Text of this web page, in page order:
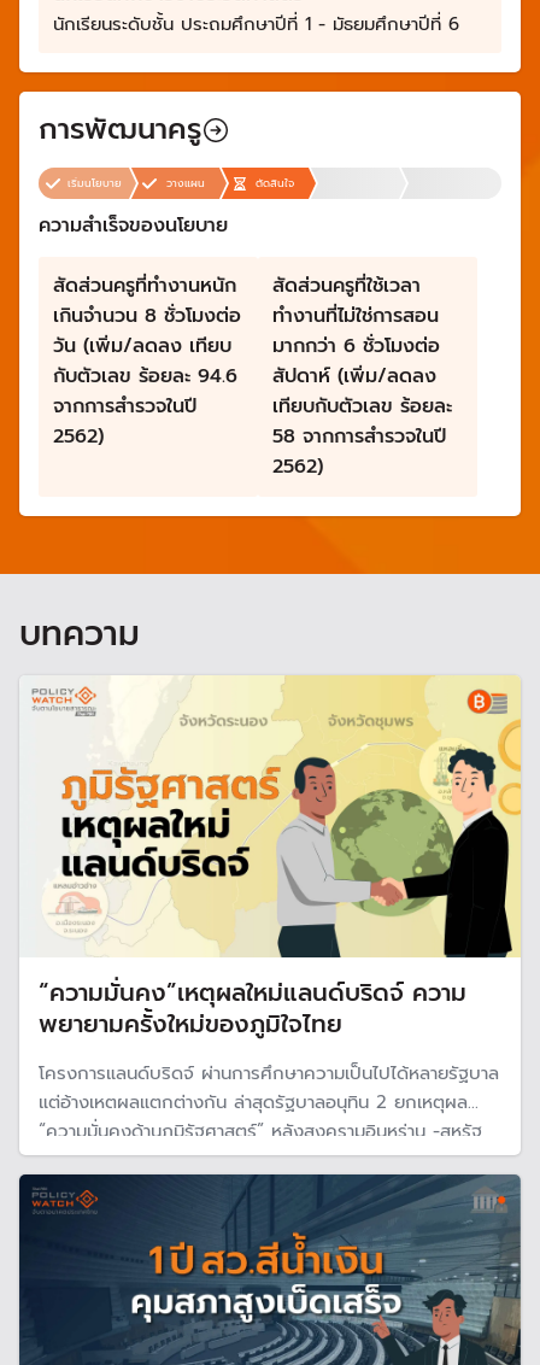
นักเรียนระดับชั้น ประถมศึกษาปีที่ 1 - มัธยมศึกษาปีที่ 6
การพัฒนาครู
เริ่มนโยบาย วางแผน ตัดสินใจ
ความสำเร็จของนโยบาย
สัดส่วนครูที่ทำงานหนัก
เกินจำนวน 8 ชั่วโมงต่อ
วัน (เพิ่ม/ลดลง เทียบ
กับตัวเลข ร้อยละ 94.6
จากการสำรวจในปี
2562)
สัดส่วนครูที่ใช้เวลา
ทำงานที่ไม่ใช่การสอน
มากกว่า 6 ชั่วโมงต่อ
สัปดาห์ (เพิ่ม/ลดลง
เทียบกับตัวเลข ร้อยละ
58 จากการสำรวจในปี
2562)
บทความ
“ความมั่นคง”เหตุผลใหม่แลนด์บริดจ์ ความ
พยายามครั้งใหม่ของภูมิใจไทย
โครงการแลนด์บริดจ์ ผ่านการศึกษาความเป็นไปได้หลายรัฐบาล
แต่อ้างเหตผลแตกต่างกัน ล่าสุดรัฐบาลอนุทิน 2 ยกเหตุผล
“ความมั่นคงด้านภูมิรัฐศาสตร์” หลังสงครามอินหร่าน -สหรัฐ
จึงเป็นบริบทของการศึกษาใหม่ ที่ต้องจับตาความเป็นไปได้ของ
โครงการผ่านใต้ข้อถกเถียงความคุ้มค่าทางเศรษฐกิจและผลกระ
ทบสิ่งแวดล้อม